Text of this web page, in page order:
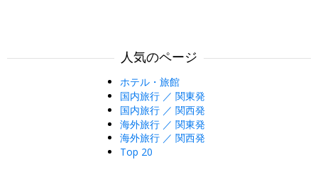
人気のページ
ホテル・旅館
国内旅行 ／ 関東発
国内旅行 ／ 関西発
海外旅行 ／ 関東発
海外旅行 ／ 関西発
Top 20